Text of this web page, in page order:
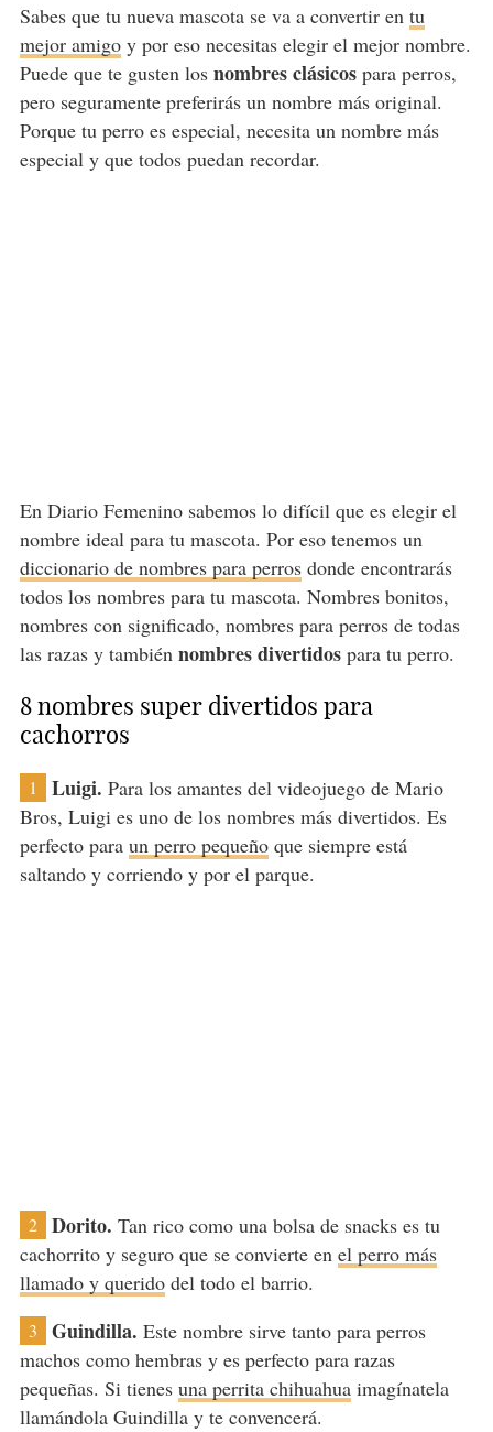
Sabes que tu nueva mascota se va a convertir en tu
mejor amigoy por eso necesitas elegir el mejor nombre.
Puede que te gusten los nombres clásicospara perros,
pero seguramente preferirás un nombre más original.
Porque tu perro es especial, necesita un nombre más
especial y que todos puedan recordar.
En Diario Femenino sabemos lo difícil que es elegir el
nombre ideal para tu mascota. Por eso tenemos un
diccionario de nombres para perrosdonde encontrarás
todos los nombres para tu mascota. Nombres bonitos,
nombres con significado, nombres para perros de todas
las razas y también nombres divertidospara tu perro.
8 nombres super divertidos para
cachorros
1 Luigi. Para los amantes del videojuego de Mario
Bros, Luigi es uno de los nombres más divertidos. Es
perfecto para un perro pequeñoque siempre está
saltando y corriendo y por el parque.
2 Dorito. Tan rico como una bolsa de snacks es tu
cachorrito y seguro que se convierte en el perro más
llamado y queridodel todo el barrio.
3 Guindilla. Este nombre sirve tanto para perros
machos como hembras y es perfecto para razas
pequeñas. Si tienes una perrita chihuahuaimagínatela
llamándola Guindilla y te convencerá.